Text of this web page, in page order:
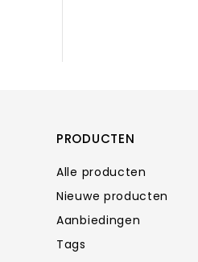
PRODUCTEN
Alle producten
Nieuwe producten
Aanbiedingen
Tags